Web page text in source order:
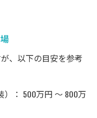
、以下の目安を参考
： 500万円 〜 800万